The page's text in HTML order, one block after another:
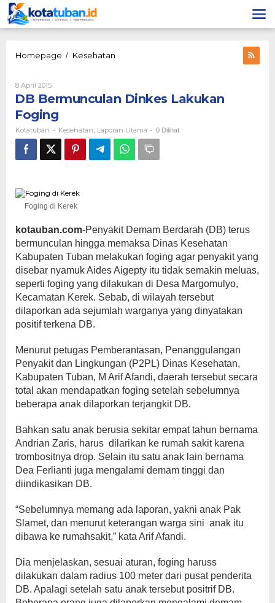
Lewati
ke
konten
Homepage / Kesehatan
Foging
8 April 2015Oleh
DB Bermunculan Dinkes Lakukan
Foging
Kotatuban - Kesehatan Laporan Utama - 0 Dilihat
Foging di Kerek
kotauban.com-Penyakit Demam Berdarah (DB) terus
bermunculan hingga memaksa Dinas Kesehatan
Kabupaten Tuban melakukan foging agar penyakit yang
disebar nyamuk Aides Aigepty itu tidak semakin meluas,
seperti foging yang dilakukan di Desa Margomulyo,
Kecamatan Kerek. Sebab, di wilayah tersebut
dilaporkan ada sejumlah warganya yang dinyatakan
positif terkena DB.
Menurut petugas Pemberantasan, Penanggulangan
Penyakit dan Lingkungan (P2PL) Dinas Kesehatan,
Kabupaten Tuban, M Arif Afandi, daerah tersebut secara
total akan mendapatkan foging setelah sebelumnya
beberapa anak dilaporkan terjangkit DB.
Bahkan satu anak berusia sekitar empat tahun bernama
Andrian Zaris, harus dilarikan ke rumah sakit karena
trombositnya drop. Selain itu satu anak lain bernama
Dea Ferlianti juga mengalami demam tinggi dan
diindikasikan DB.
“Sebelumnya memang ada laporan, yakni anak Pak
Slamet, dan menurut keterangan warga sini anak itu
dibawa ke rumahsakit,” kata Arif Afandi.
Dia menjelaskan, sesuai aturan, foging haruss
dilakukan dalam radius 100 meter dari pusat penderita
DB. Apalagi setelah satu anak tersebut positrif DB.